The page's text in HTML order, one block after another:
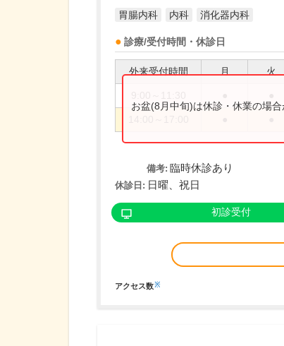
胃腸内科 内科 消化器内科
診療/受付時間・休診日
外来受付時間 月 火
お盆(8月中旬)は休診・休業の場
備考: 臨時休診あり
休診日: 日曜、祝日
初診受付
アクセス数※